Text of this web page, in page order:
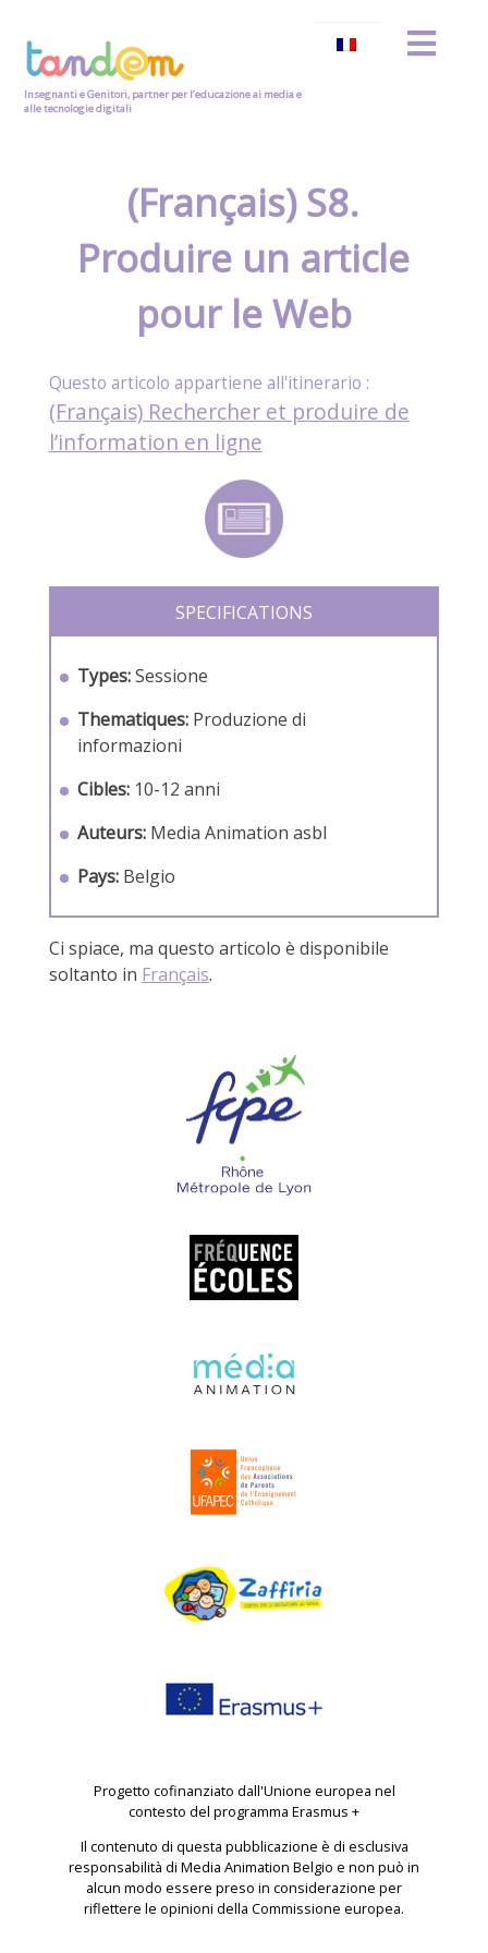
Insegnanti e Genitori, partner per l’educazione ai media e
alle tecnologie digitali
(Français) S8.
Produire un article
pour le Web
(Français) Rechercher et produire de
l’information en ligne
SPECIFICATIONS
Types:Sessione
Thematiques: Produzione di
informazioni
Cibles: 10-12 anni
Auteurs: Media Animation asbl
Pays: Belgio
Ci spiace, ma questo articolo è disponibile
soltanto in Français.
Progetto cofinanziato dall'Unione europea nel
contesto del programma Erasmus +
Il contenuto di questa pubblicazione è di esclusiva
responsabilità di Media Animation Belgio e non può in
alcun modo essere preso in considerazione per
riflettere le opinioni della Commissione europea.